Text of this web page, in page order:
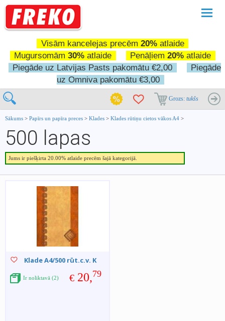
Visām kancelejas precēm 20%atlaide
Mugursomām 30% atlaide Penāļiem 20% atlaide
Piegāde uz Latvijas Pasts pakomātu €2,00
Piegāde
uz Omniva pakomātu €3,00
Grozs: tukšs
Sākums > Papīrs un papīra preces > Klades > Klades rūtiņu cietos vākos A4 >
500 lapas
Jums ir piešķirta 20.00% atlaide precēm šajā kategorijā.
Klade A4/500 rūt.c.v. K
€ 20,79
Ir noliktavā (2)